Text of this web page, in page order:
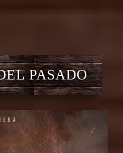
PASADO